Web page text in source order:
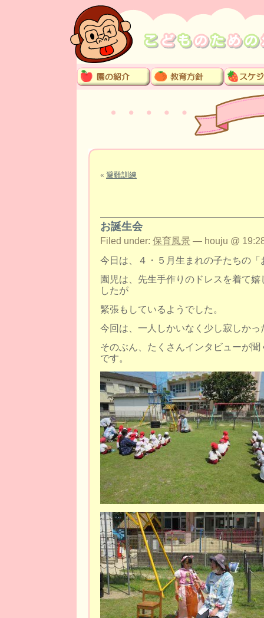
« 避難訓練
お誕生会
Filed under: 保育風景 — houju @
今日は、４・５月生まれの子たちの「
園児は、先生手作りのドレスを着て
したが
緊張もしているようでした。
今回は、一人しかいなく少し寂しかっ
そのぶん、たくさんインタビューが
です。